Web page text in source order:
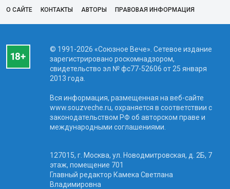
О САЙТЕ КОНТАКТЫ АВТОРЫ ПРАВОВАЯ ИНФОРМАЦИЯ
© 1991-2026 «Союзное Вече». Сетевое издание
зарегистрировано роскомнадзором,
свидетельство эл № фc77-52606 от 25 января
2013 года.
Вся информация, размещенная на веб-сайте
www.souzveche.ru, охраняется в соответствии с
законодательством РФ об авторском праве и
международными соглашениями.
127015, г. Москва, ул. Новодмитровская, д. 2Б, 7
этаж, помещение 701
Главный редактор Камека Светлана
Владимировна